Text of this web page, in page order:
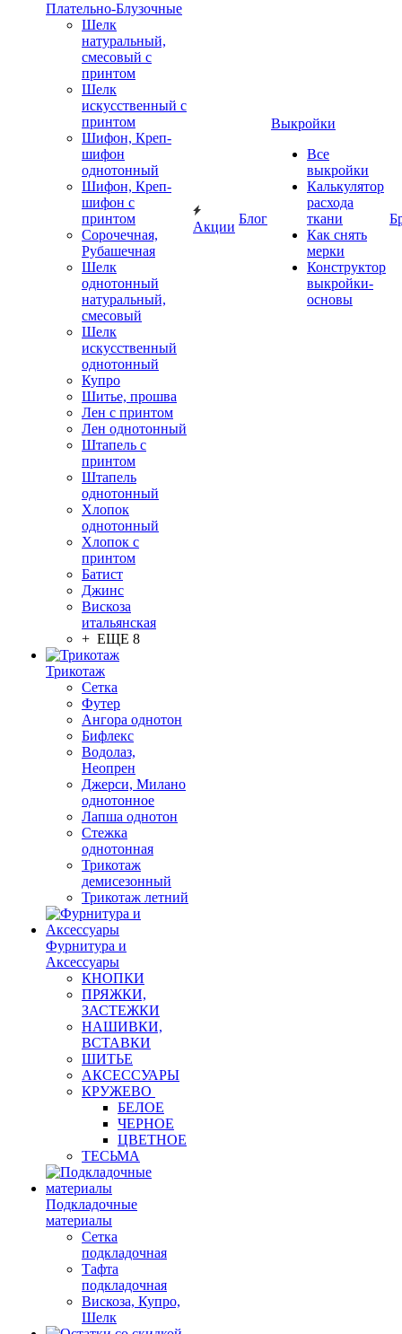
Плательно-Блузочные
Шелк
натуральный,
смесовый с
принтом
Шелк
искусственный с
принтом
Шифон, Креп-
шифон
однотонный
Шифон, Креп-
шифон с
принтом
Сорочечная,
Рубашечная
Шелк
однотонный
натуральный,
смесовый
Шелк
искусственный
однотонный
Купро
Шитье, прошва
Лен с принтом
Лен однотонный
Штапель с
принтом
Штапель
однотонный
Хлопок
однотонный
Хлопок с
принтом
Батист
Джинс
Вискоза
итальянская
+ ЕЩЕ 8
Трикотаж
Сетка
Футер
Ангора однотон
Бифлекс
Водолаз,
Неопрен
Джерси, Милано
однотонное
Лапша однотон
Стежка
однотонная
Трикотаж
демисезонный
Трикотаж летний
Фурнитура и
Аксессуары
КНОПКИ
ПРЯЖКИ,
ЗАСТЕЖКИ
НАШИВКИ,
ВСТАВКИ
ШИТЬЕ
АКСЕССУАРЫ
КРУЖЕВО
БЕЛОЕ
ЧЕРНОЕ
ЦВЕТНОЕ
ТЕСЬМА
Подкладочные
материалы
Сетка
подкладочная
Тафта
подкладочная
Вискоза, Купро,
Шелк
Акции
Блог
Выкройки
Все
выкройки
Калькулятор
расхода
ткани
Как снять
мерки
Конструктор
выкройки-
основы